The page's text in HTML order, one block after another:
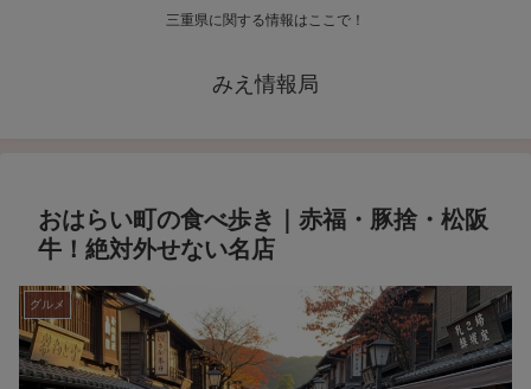
三重県に関する情報はここで！
みえ情報局
おはらい町の食べ歩き｜赤福・豚捨・松阪
牛！絶対外せない名店
グルメ